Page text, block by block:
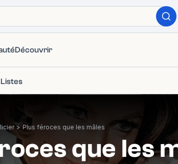
Découvrir
Listes
> Plus féroces que les mâles
que les